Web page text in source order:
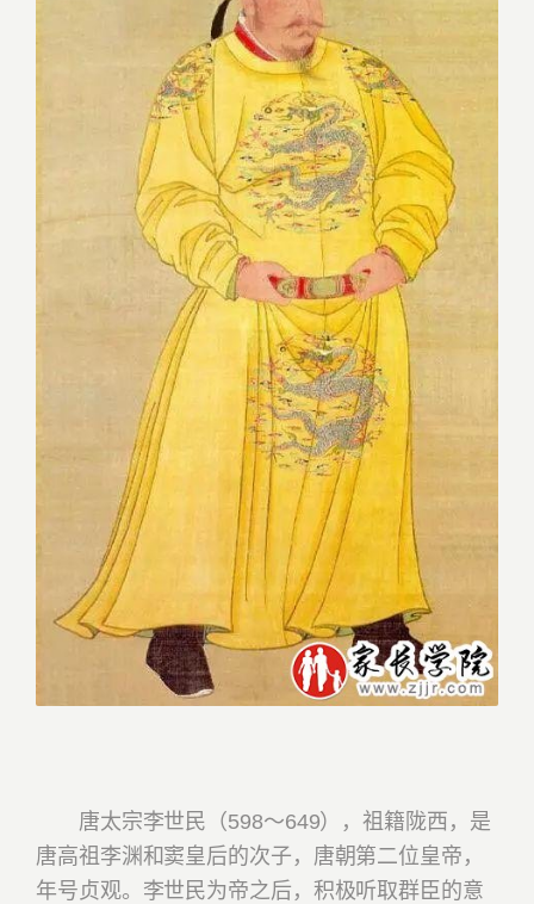
唐太宗李世民（598～649），祖籍陇西，是
唐高祖李渊和窦皇后的次子，唐朝第二位皇帝，
年号贞观。李世民为帝之后，积极听取群臣的意